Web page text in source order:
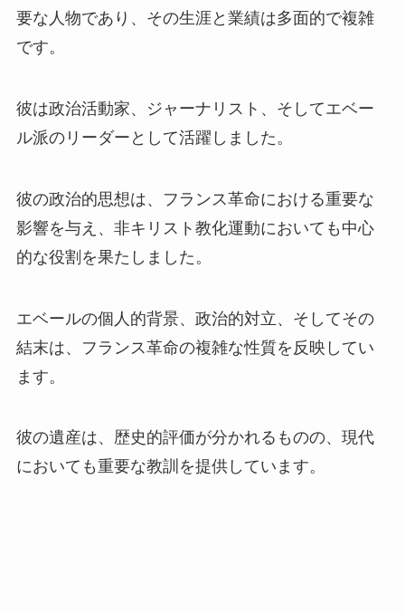
要な人物であり、その生涯と業績は多面的で複雑
です。
彼は政治活動家、ジャーナリスト、そしてエベー
ル派のリーダーとして活躍しました。
彼の政治的思想は、フランス革命における重要な
影響を与え、非キリスト教化運動においても中心
的な役割を果たしました。
エベールの個人的背景、政治的対立、そしてその
結末は、フランス革命の複雑な性質を反映してい
ます。
彼の遺産は、歴史的評価が分かれるものの、現代
においても重要な教訓を提供しています。